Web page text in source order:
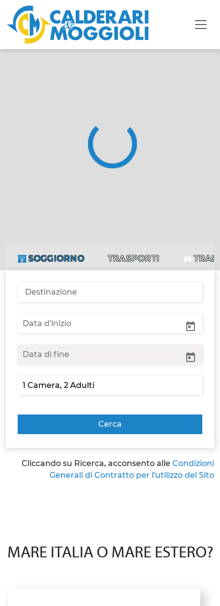
SOGGIORNO TRASPORTI
Cerca
Cliccando su Ricerca, acconsento alle Condizioni
Generali di Contratto per l'utilizzo del Sito
MARE ITALIA O MARE ESTERO?